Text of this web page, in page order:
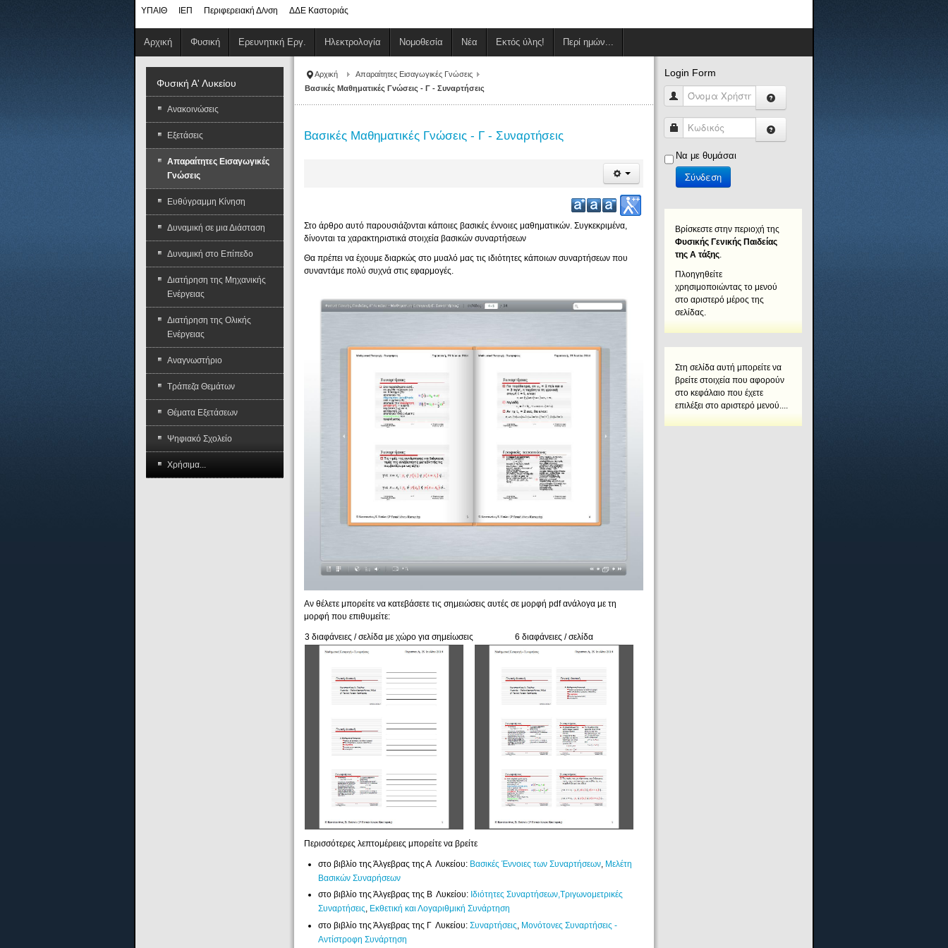
ΥΠΑΙΘ ΙΕΠ Περιφερειακή Δ/νση ΔΔΕ Καστοριάς
Αρχική Φυσική Ερευνητική Εργ. Ηλεκτρολογία Νομοθεσία Νέα Εκτός ύλης! Περί ημών...
Αρχική
Απαραίτητες Εισαγωγικές Γνώσεις
Βασικές Μαθηματικές Γνώσεις - Γ - Συναρτήσεις
Βασικές Μαθηματικές Γνώσεις - Γ - Συναρτήσεις
Στο άρθρο αυτό παρουσιάζονται κάποιες βασικές έννοιες μαθηματικών. Συγκεκριμένα,
δίνονται τα χαρακτηριστικά στοιχεία βασικών συναρτήσεων
Θα πρέπει να έχουμε διαρκώς στο μυαλό μας τις ιδιότητες κάποιων συναρτήσεων που
συναντάμε πολύ συχνά στις εφαρμογές.
Αν θέλετε μπορείτε να κατεβάσετε τις σημειώσεις αυτές σε μορφή pdf ανάλογα με τη
μορφή που επιθυμείτε:
3 διαφάνειες / σελίδα με χώρο για σημείωσεις 6 διαφάνειες / σελίδα
Περισσότερες λεπτομέρειες μπορείτε να βρείτε
στο βιβλίο της Άλγεβρας της Α Λυκείου: Βασικές Έννοιες των Συναρτήσεων, Μελέτη
Βασικών Συναρήσεων
στο βιβλίο της Άλγεβρας της Β Λυκείου: Ιδιότητες Συναρτήσεων,Τριγωνομετρικές
Συναρτήσεις, Εκθετική και Λογαριθμική Συνάρτηση
στο βιβλίο της Άλγεβρας της Γ Λυκείου: Συναρτήσεις, Μονότονες Συναρτήσεις -
Αντίστροφη Συνάρτηση
Φυσική Α' Λυκείου
Ανακοινώσεις
Εξετάσεις
Απαραίτητες Εισαγωγικές
Γνώσεις
Ευθύγραμμη Κίνηση
Δυναμική σε μια Διάσταση
Δυναμική στο Επίπεδο
Διατήρηση της Μηχανικής
Ενέργειας
Διατήρηση της Ολικής
Ενέργειας
Αναγνωστήριο
Τράπεζα Θεμάτων
Θέματα Εξετάσεων
Ψηφιακό Σχολείο
Χρήσιμα...
Login Form
Όνομα Χρήστη
Κωδικός
Να με θυμάσαι
Σύνδεση
Βρίσκεστε στην περιοχή της
Φυσικής Γενικής Παιδείας
της Α τάξης.
Πλοηγηθείτε
χρησιμοποιώντας το μενού
στο αριστερό μέρος της
σελίδας.
Στη σελίδα αυτή μπορείτε να
βρείτε στοιχεία που αφορούν
στο κεφάλαιο που έχετε
επιλέξει στο αριστερό μενού....